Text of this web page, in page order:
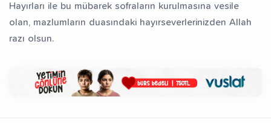
Hayırları ile bu mübarek sofraların kurulmasına vesile
olan, mazlumların duasındaki hayırseverlerinizden Allah
razı olsun.